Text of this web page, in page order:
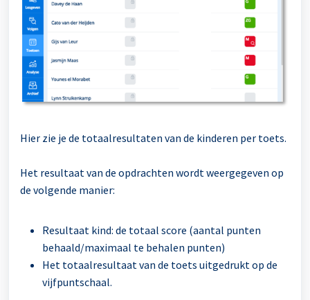
Hier zie je de totaalresultaten van de kinderen per toets.
Het resultaat van de opdrachten wordt weergegeven op
de volgende manier:
Resultaat kind: de totaal score (aantal punten
behaald/maximaal te behalen punten)
Het totaalresultaat van de toets uitgedrukt op de
vijfpuntschaal.